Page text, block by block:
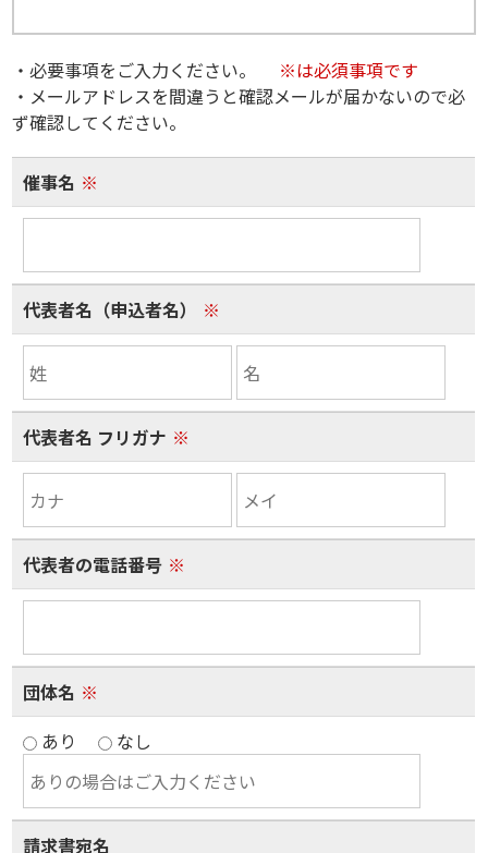
・必要事項をご入力ください。
※は必須事項です
・メールアドレスを間違うと確認メールが届かないので必
ず確認してください。
催事名 ※
代表者名（申込者名） ※
代表者名 フリガナ ※
代表者の電話番号 ※
団体名 ※
あり
なし
請求書宛名